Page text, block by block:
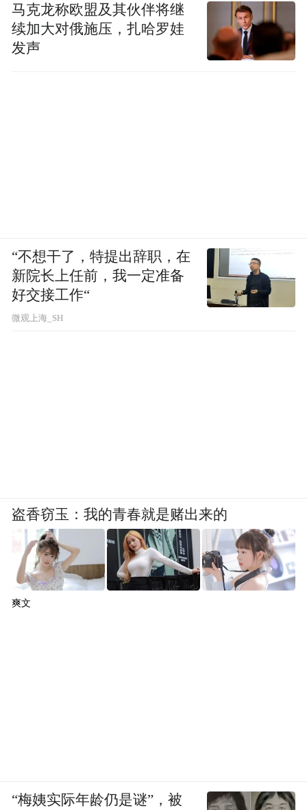
马克龙称欧盟及其伙伴将继
续加大对俄施压，扎哈罗娃
发声
“不想干了，特提出辞职，在
新院长上任前，我一定准备
好交接工作“
微观上海_SH
盗香窃玉：我的青春就是赌出来的
爽文
“梅姨实际年龄仍是谜”，被